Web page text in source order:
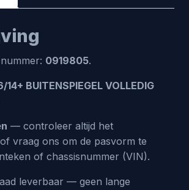
0919805.
14+ BUITENSPIEGEL VOLLEDIG
— controleer altijd het
vraag ons om de pasvorm te
of chassisnummer (VIN).
leverbaar — geen lange